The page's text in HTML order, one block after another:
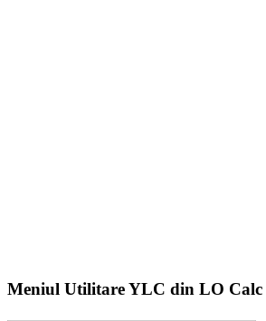
Meniul Utilitare YLC din LO Calc